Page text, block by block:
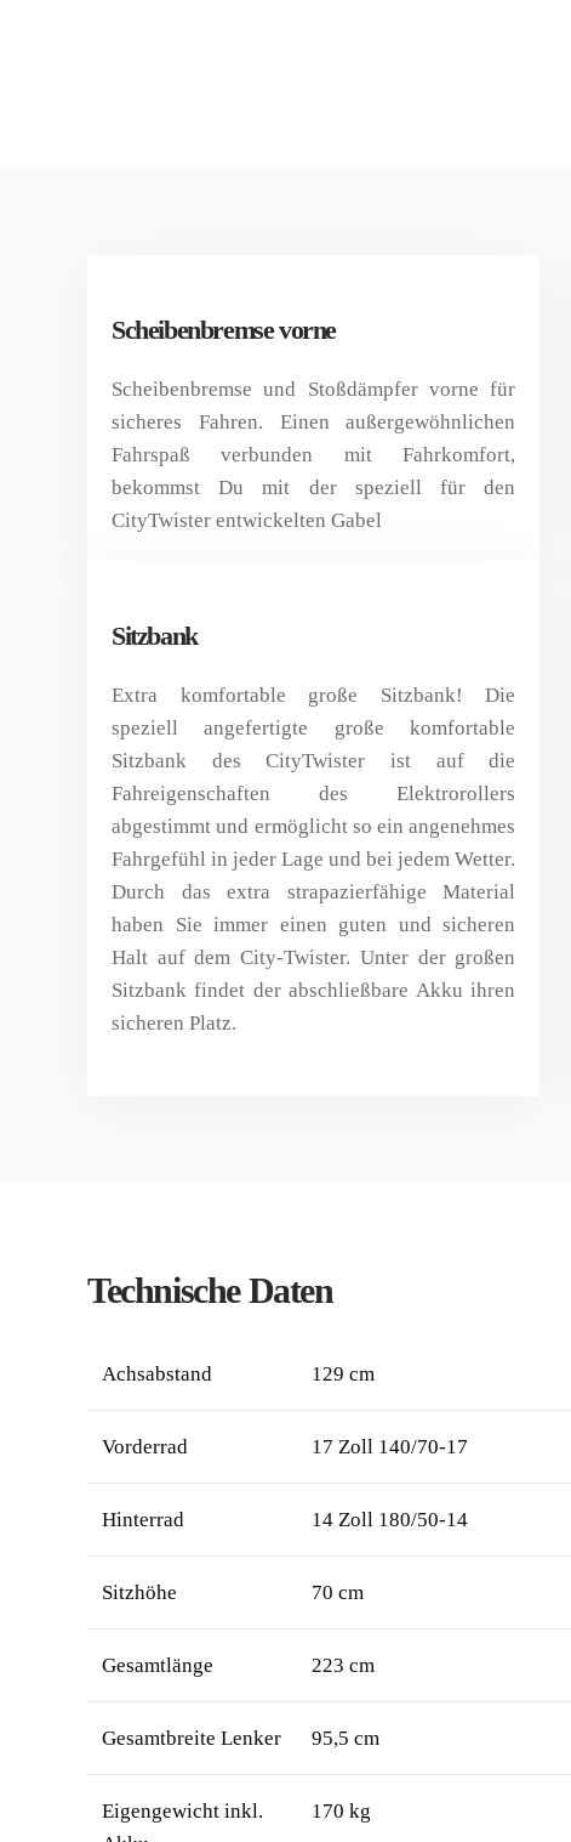
Scheibenbremse vorne
Scheibenbremse und Stoßdämpfer vorne für
sicheres Fahren. Einen außergewöhnlichen
Fahrspaß verbunden mit Fahrkomfort,
bekommst Du mit der speziell für den
CityTwister entwickelten Gabel
Sitzbank
Extra komfortable große Sitzbank! Die
speziell angefertigte große komfortable
Sitzbank des CityTwister ist auf die
Fahreigenschaften des Elektrorollers
abgestimmt und ermöglicht so ein angenehmes
Fahrgefühl in jeder Lage und bei jedem Wetter.
Durch das extra strapazierfähige Material
haben Sie immer einen guten und sicheren
Halt auf dem City-Twister. Unter der großen
Sitzbank findet der abschließbare Akku ihren
sicheren Platz.
Technische Daten
Achsabstand 129 cm
Vorderrad 17 Zoll 140/70-17
Hinterrad 14 Zoll 180/50-14
Sitzhöhe 70 cm
Gesamtlänge 223 cm
Gesamtbreite Lenker 95,5 cm
Eigengewicht inkl.
170 kg